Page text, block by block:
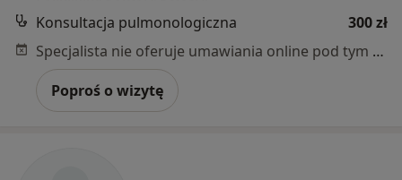
Konsultacja pulmonologiczna
300 zł
Specjalista nie oferuje umawiania online pod tym adresem.
Poproś o wizytę